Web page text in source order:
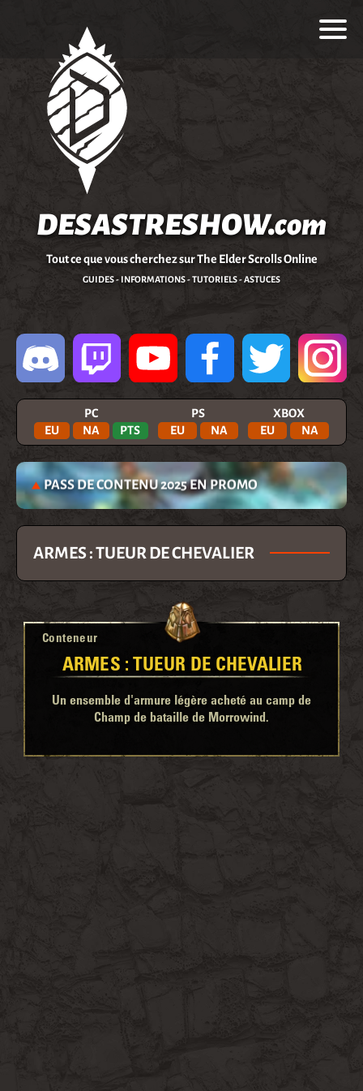
DESASTRESHOW.com
Tout ce que vous cherchez sur The Elder Scrolls Online
GUIDES - INFORMATIONS - TUTORIELS - ASTUCES
PC
EU
NA PTS
PS
EU
NA
XBOX
EU
NA
PASS DE CONTENU 2025 EN PROMO
ARMES : TUEUR DE CHEVALIER
Conteneur
ARMES : TUEUR DE CHEVALIER
Un ensemble d'armure légère acheté au camp de
Champ de bataille de Morrowind.